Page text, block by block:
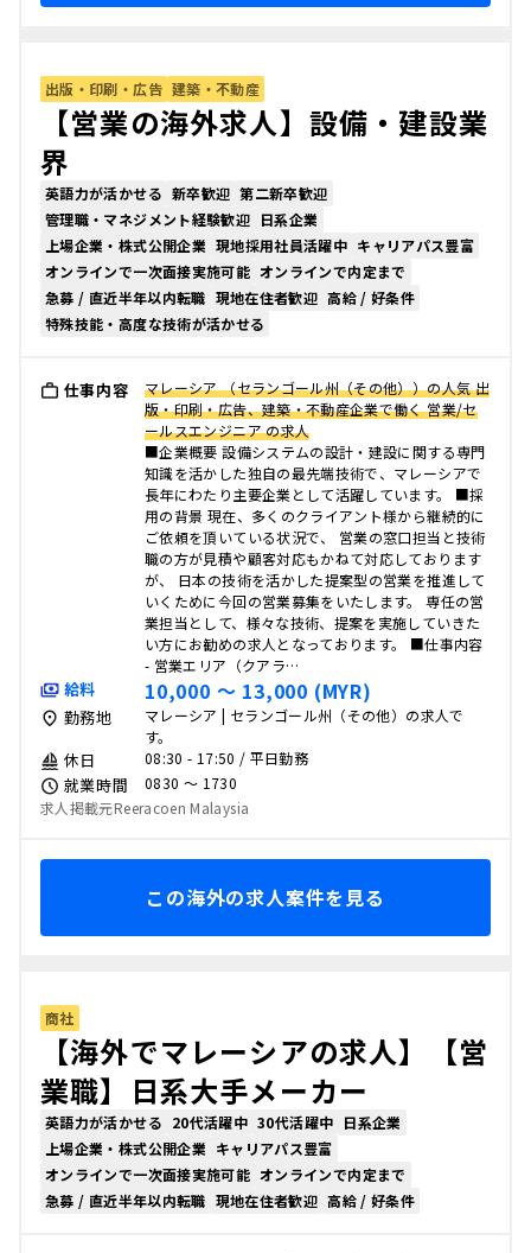
出版・印刷・広告 建築・不動産
【営業の海外求人】設備・建設業
界
英語力が活かせる 新卒歓迎 第二新卒歓迎
管理職・マネジメント経験歓迎 日系企業
上場企業・株式公開企業 現地採用社員活躍中 キャリアパス豊富
オンラインで一次面接実施可能 オンラインで内定まで
急募 / 直近半年以内転職 現地在住者歓迎 高給 / 好条件
特殊技能・高度な技術が活かせる
仕事内容
マレーシア （セランゴール州（その他））の人気 出
版・印刷・広告、建築・不動産企業で働く 営業/セ
ールスエンジニア の求人
■企業概要 設備システムの設計・建設に関する専門
知識を活かした独自の最先端技術で、マレーシアで
長年にわたり主要企業として活躍しています。 ■採
用の背景 現在、多くのクライアント様から継続的に
ご依頼を頂いている状況で、 営業の窓口担当と技術
職の方が見積や顧客対応もかねて対応しております
が、 日本の技術を活かした提案型の営業を推進して
いくために今回の営業募集をいたします。 専任の営
業担当として、様々な技術、提案を実施していきた
い方にお勧めの求人となっております。 ■仕事内容
- 営業エリア（クアラ…
給料 10,000 〜 13,000 (MYR)
勤務地
マレーシア | セランゴール州（その他）の求人で
す。
休日 08:30 - 17:50 / 平日勤務
就業時間
0830 〜 1730
求人掲載元Reeracoen Malaysia
この海外の求人案件を見る
商社
【海外でマレーシアの求人】【営
業職】日系大手メーカー
英語力が活かせる 20代活躍中 30代活躍中 日系企業
上場企業・株式公開企業 キャリアパス豊富
オンラインで一次面接実施可能 オンラインで内定まで
急募 / 直近半年以内転職 現地在住者歓迎 高給 / 好条件